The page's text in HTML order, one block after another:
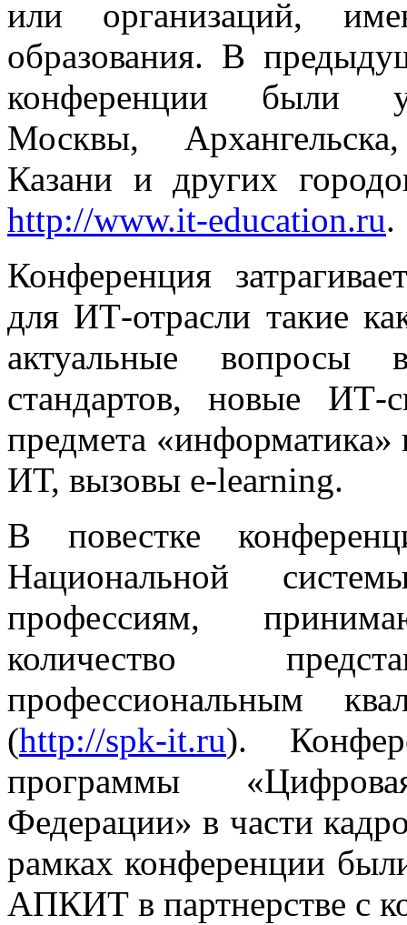
или организаций,
образования. В
конференции были
Москвы,
Казани и других
http://www.it-education.ru.
Конференция
для ИТ-отрасли такие
актуальные вопросы
стандартов, новые ИТ-
предмета
ИТ, вызовы e-learning.
В повестке
Национальной
профессиям,
количество
профессиональным
(http://spk-it.ru).
программы
Федерации» в части
рамках конференции
АПКИТ в партнерстве с